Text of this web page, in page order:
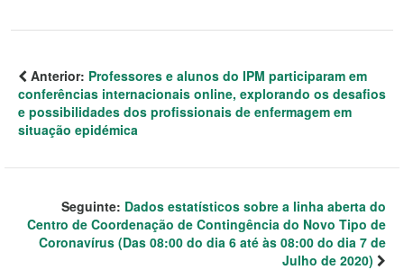
Anterior: Professores e alunos do IPM participaram em
conferências internacionais online, explorando os desafios
e possibilidades dos profissionais de enfermagem em
situação epidémica
Seguinte: Dados estatísticos sobre a linha aberta do
Centro de Coordenação de Contingência do Novo Tipo de
Coronavírus (Das 08:00 do dia 6 até às 08:00 do dia 7 de
Julho de 2020)